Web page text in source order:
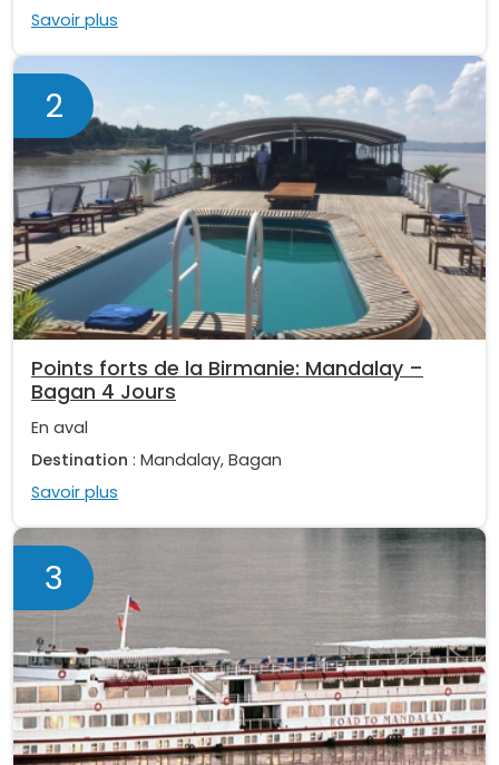
Savoir plus
2
Points forts de la Birmanie: Mandalay –
Bagan 4 Jours
En aval
Destination : Mandalay, Bagan
Savoir plus
3